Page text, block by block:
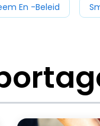
En -beleid